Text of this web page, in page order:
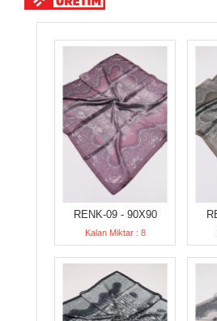
RENK-09 - 90X90
Kalan Miktar : 8